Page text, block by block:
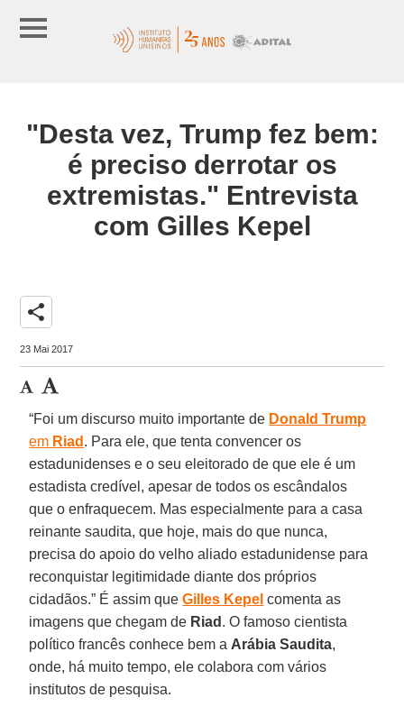
"Desta vez, Trump fez bem:
é preciso derrotar os
extremistas." Entrevista
com Gilles Kepel
share
23 Mai 2017
“Foi um discurso muito importante de Donald Trump
em Riad . Para ele, que tenta convencer os
estadunidenses e o seu eleitorado de que ele é um
estadista credível, apesar de todos os escândalos
que o enfraquecem. Mas especialmente para a casa
reinante saudita, que hoje, mais do que nunca,
precisa do apoio do velho aliado estadunidense para
reconquistar legitimidade diante dos próprios
cidadãos.” É assim queGilles Kepel comenta as
imagens que chegam de Riad . O famoso cientista
político francês conhece bem a Arábia Saudita,
onde, há muito tempo, ele colabora com vários
institutos de pesquisa.